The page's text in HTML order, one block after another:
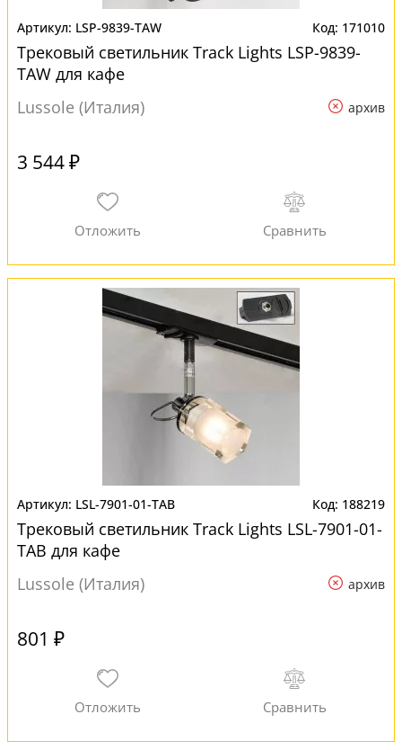
LSP-9839-TAW 171010
Трековый светильник Track Lights LSP-9839-
TAW для кафе
Lussole (Италия)
архив
3 544 ₽
LSL-7901-01-TAB 188219
Трековый светильник Track Lights LSL-7901-01-
TAB для кафе
Lussole (Италия)
архив
801 ₽